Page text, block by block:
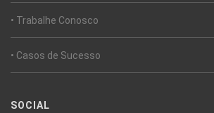
• Trabalhe Conosco
• Casos de Sucesso
SOCIAL